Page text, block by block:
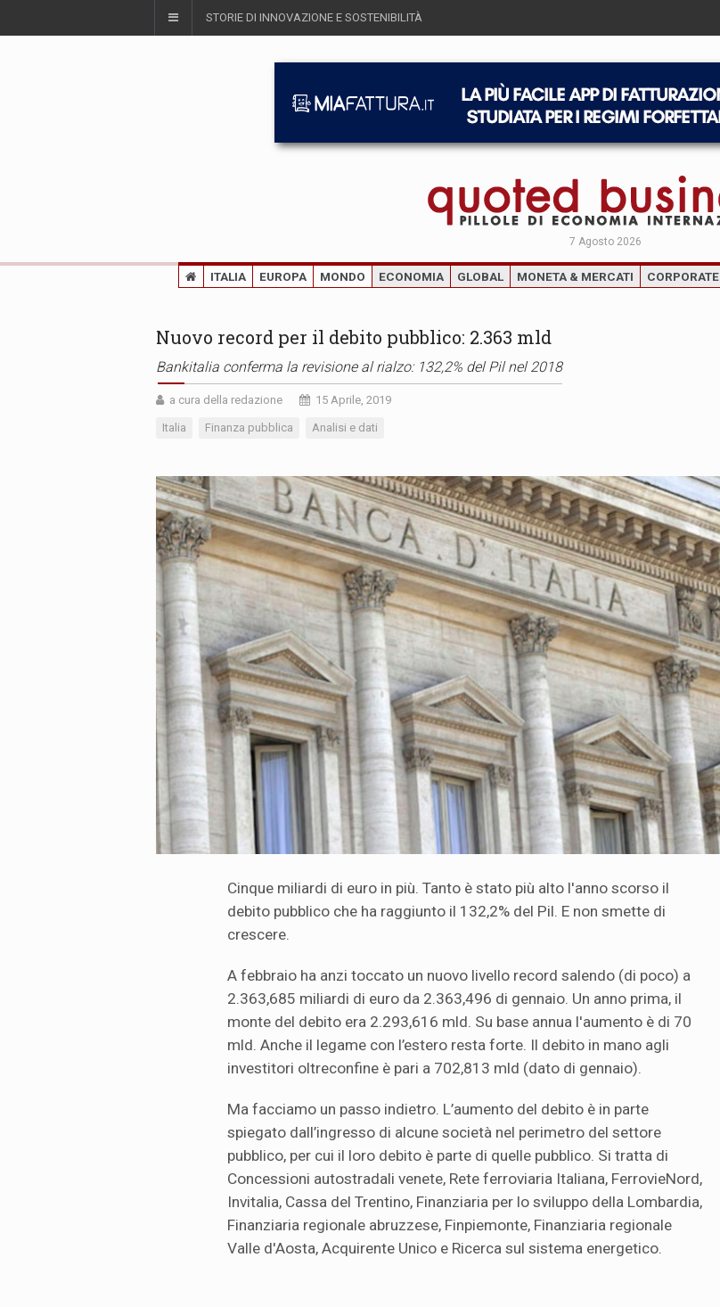
STORIE DI INNOVAZIONE E SOSTENIBILITÀ
7 Agosto 2026
ITALIA EUROPA MONDO ECONOMIA GLOBAL MONETA & MERCATI CORPORATE
Nuovo record per il debito pubblico: 2.363 mld
Bankitalia conferma la revisione al rialzo: 132,2% del Pil nel 2018
a cura della redazione 15 Aprile, 2019
Italia Finanza pubblica Analisi e dati
Cinque miliardi di euro in più. Tanto è stato più alto l'anno scorso il
debito pubblico che ha raggiunto il 132,2% del Pil. E non smette di
crescere.
A febbraio ha anzi toccato un nuovo livello record salendo (di poco) a
2.363,685 miliardi di euro da 2.363,496 di gennaio. Un anno prima, il
monte del debito era 2.293,616 mld. Su base annua l'aumento è di 70
mld. Anche il legame con l’estero resta forte. Il debito in mano agli
investitori oltreconfine è pari a 702,813 mld (dato di gennaio).
Ma facciamo un passo indietro. L’aumento del debito è in parte
spiegato dall’ingresso di alcune società nel perimetro del settore
pubblico, per cui il loro debito è parte di quelle pubblico. Si tratta di
Concessioni autostradali venete, Rete ferroviaria Italiana, FerrovieNord,
Invitalia, Cassa del Trentino, Finanziaria per lo sviluppo della Lombardia,
Finanziaria regionale abruzzese, Finpiemonte, Finanziaria regionale
Valle d'Aosta, Acquirente Unico e Ricerca sul sistema energetico.